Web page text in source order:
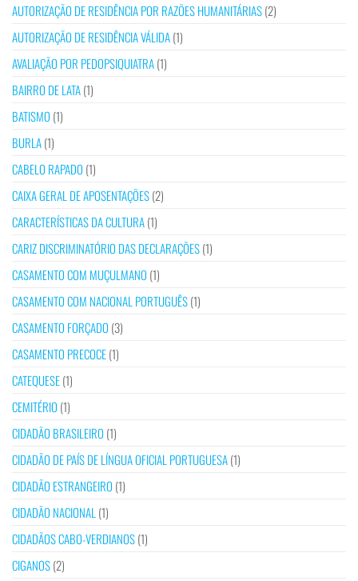
AUTORIZAÇÃO DE RESIDÊNCIA POR RAZÕES HUMANITÁRIAS(2)
AUTORIZAÇÃO DE RESIDÊNCIA VÁLIDA(1)
AVALIAÇÃO POR PEDOPSIQUIATRA(1)
BAIRRO DE LATA(1)
BATISMO (1)
BURLA(1)
CABELO RAPADO (1)
CAIXA GERAL DE APOSENTAÇÕES(2)
CARACTERÍSTICAS DA CULTURA(1)
CARIZ DISCRIMINATÓRIO DAS DECLARAÇÕES(1)
CASAMENTO COM MUÇULMANO (1)
CASAMENTO COM NACIONAL PORTUGUÊS(1)
CASAMENTO FORÇADO (3)
CASAMENTO PRECOCE(1)
CATEQUESE(1)
CEMITÉRIO (1)
CIDADÃO BRASILEIRO (1)
CIDADÃO DE PAÍS DE LÍNGUA OFICIAL PORTUGUESA(1)
CIDADÃO ESTRANGEIRO (1)
CIDADÃO NACIONAL (1)
CIDADÃOS CABO-VERDIANOS(1)
CIGANOS(2)